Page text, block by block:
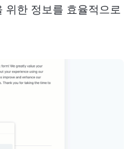
위한 정보를 효율적으로